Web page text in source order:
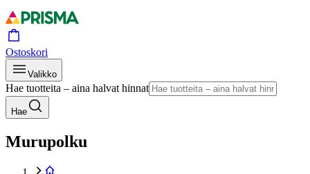
Ostoskori
Valikko
Hae tuotteita – aina halvat hinnat
Hae
Murupolku